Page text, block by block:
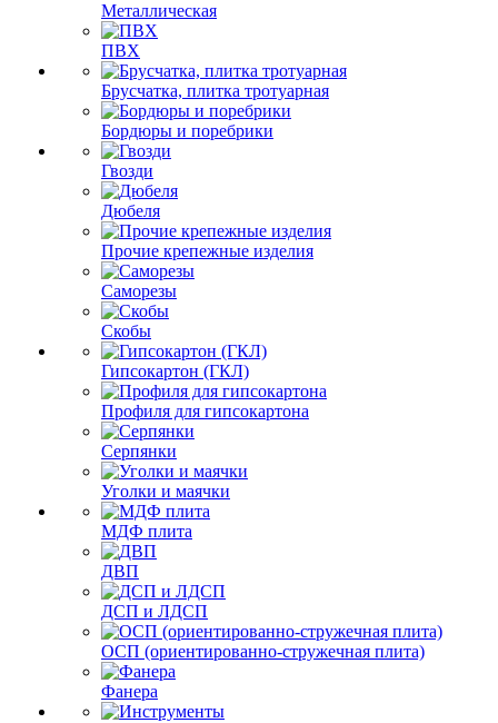
Металлическая
ПВХ
Брусчатка, плитка тротуарная
Бордюры и поребрики
Гвозди
Дюбеля
Прочие крепежные изделия
Саморезы
Скобы
Гипсокартон (ГКЛ)
Профиля для гипсокартона
Серпянки
Уголки и маячки
МДФ плита
ДВП
ДСП и ЛДСП
ОСП (ориентированно-стружечная плита)
Фанера